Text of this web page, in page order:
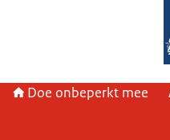
Doe onbeperkt mee